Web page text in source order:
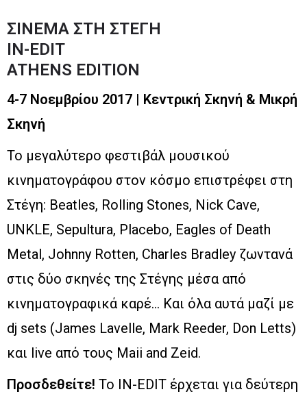
ΣΙΝΕΜΑ ΣΤΗ ΣΤΕΓΗ
IN-EDIT
ATHENS EDITION
4-7 Νοεμβρίου 2017 | Κεντρική Σκηνή & Μικρή
Σκηνή
Το μεγαλύτερο φεστιβάλ μουσικού
κινηματογράφου στον κόσμο επιστρέφει στη
Στέγη: Beatles, Rolling Stones, Nick Cave,
UNKLE, Sepultura, Placebo, Eagles of Death
Metal, Johnny Rotten, Charles Bradley ζωντανά
στις δύο σκηνές της Στέγης μέσα από
κινηματογραφικά καρέ… Και όλα αυτά μαζί με
dj sets (James Lavelle, Mark Reeder, Don Letts)
και live από τους Μaii and Zeid.
Προσδεθείτε! Το IN-EDIT έρχεται για δεύτερη